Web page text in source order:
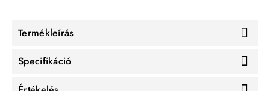
Termékleírás
Specifikáció